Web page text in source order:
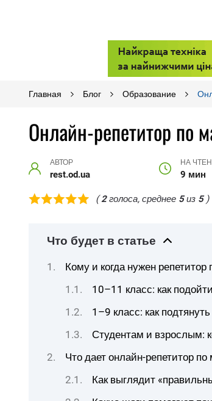
Главная Блог Образование
Онлайн-репетитор по
АВТОР
rest.od.ua
НА
9 мин
(2голоса, среднее 5из 5)
Что будет в статье
Кому и когда нужен репетитор
10–11 класс: как
1–9 класс: как
Студентам и взрослым:
Что дает онлайн-репетитор
Как выглядит